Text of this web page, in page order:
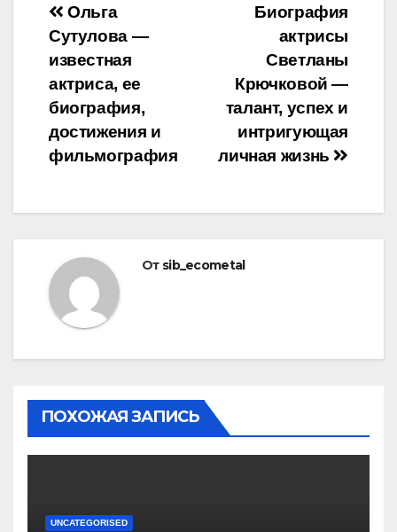
Навигация
по
записям
Биография
актрисы
Светланы
Крючковой —
талант, успех и
интригующая
личная жизнь
Ольга
Сутулова —
известная
актриса, ее
биография,
достижения и
фильмография
От sib_ecometal
ПОХОЖАЯ ЗАПИСЬ
UNCATEGORISED